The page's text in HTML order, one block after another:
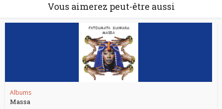
Vous aimerez peut-être aussi
Albums
Massa